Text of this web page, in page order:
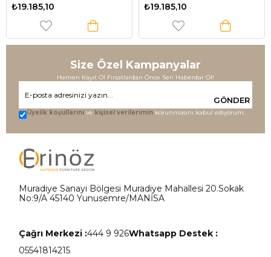
₺19.185,10 ₺19.185,10
Size Özel Kampanyalar
Hemen Kayıt Ol Fırsatlardan Önce Sen Haberdar Ol!
GÖNDER
Üyelik koşullarını ve kişisel verilerimin korunmasını kabul ediyorum.
Muradiye Sanayi Bölgesi Muradiye Mahallesi 20.Sokak
No:9/A 45140 Yunusemre/MANİSA
Çağrı Merkezi :444 9 926Whatsapp Destek :
05541814215